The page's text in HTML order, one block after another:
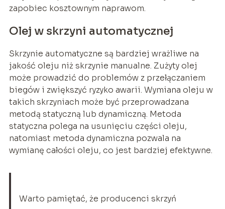
zapobiec kosztownym naprawom.
Olej w skrzyni automatycznej
Skrzynie automatyczne są bardziej wrażliwe na
jakość oleju niż skrzynie manualne. Zużyty olej
może prowadzić do problemów z przełączaniem
biegów i zwiększyć ryzyko awarii. Wymiana oleju w
takich skrzyniach może być przeprowadzana
metodą statyczną lub dynamiczną. Metoda
statyczna polega na usunięciu części oleju,
natomiast metoda dynamiczna pozwala na
wymianę całości oleju, co jest bardziej efektywne.
Warto pamiętać, że producenci skrzyń